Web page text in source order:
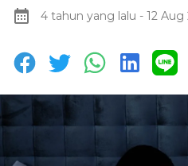
4 tahun yang lalu - 12